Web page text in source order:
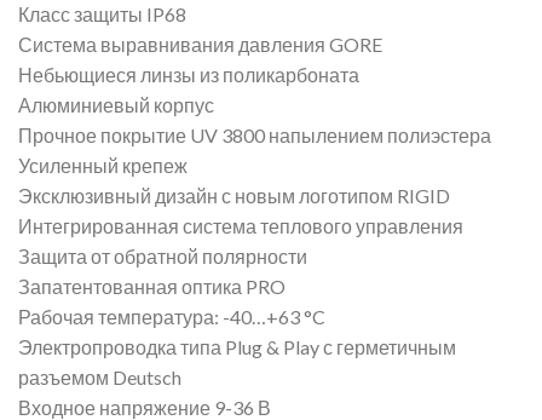
Класс защиты IP68
Система выравнивания давления GORE
Небьющиеся линзы из поликарбоната
Алюминиевый корпус
Прочное покрытие UV 3800 напылением полиэстера
Усиленный крепеж
Эксклюзивный дизайн с новым логотипом RIGID
Интегрированная система теплового управления
Защита от обратной полярности
Запатентованная оптика PRO
Рабочая температура: -40…+63 °C
Электропроводка типа Plug & Play с герметичным
разъемом Deutsch
Входное напряжение 9-36 В